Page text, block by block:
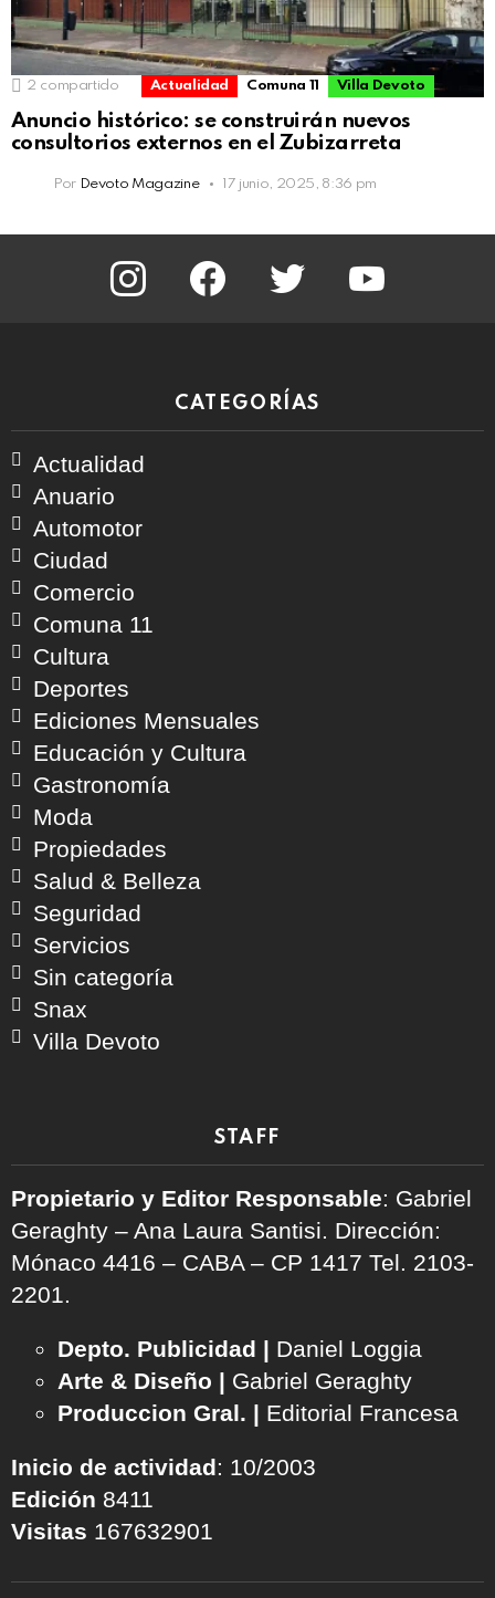
2 compartido Actualidad Comuna 11 Villa Devoto
Anuncio histórico: se construirán nuevos
consultorios externos en el Zubizarreta
Por Devoto Magazine 17 junio, 2025, 8:36 pm
instagram facebook twitter
CATEGORÍAS
Actualidad
Anuario
Automotor
Ciudad
Comercio
Comuna 11
Cultura
Deportes
Ediciones Mensuales
Educación y Cultura
Gastronomía
Moda
Propiedades
Salud & Belleza
Seguridad
Servicios
Sin categoría
Snax
Villa Devoto
STAFF
Propietario y Editor Responsable: Gabriel
Geraghty – Ana Laura Santisi. Dirección:
Mónaco 4416 – CABA – CP 1417 Tel. 2103-
2201.
Depto. Publicidad | Daniel Loggia
Arte & Diseño | Gabriel Geraghty
Produccion Gral. | Editorial Francesa
Inicio de actividad: 10/2003
Edición 8411
Visitas 167632901